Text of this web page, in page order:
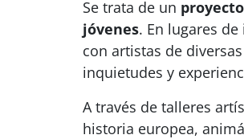
Se trata de un
jóvenes. En lugares
con artistas de
inquietudes y
A través de talleres
historia europea,